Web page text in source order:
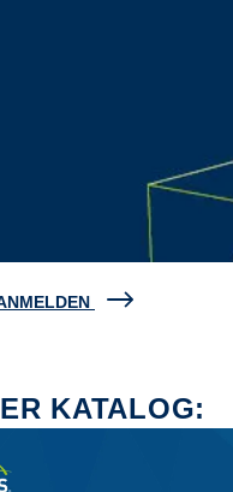
KATALOG: